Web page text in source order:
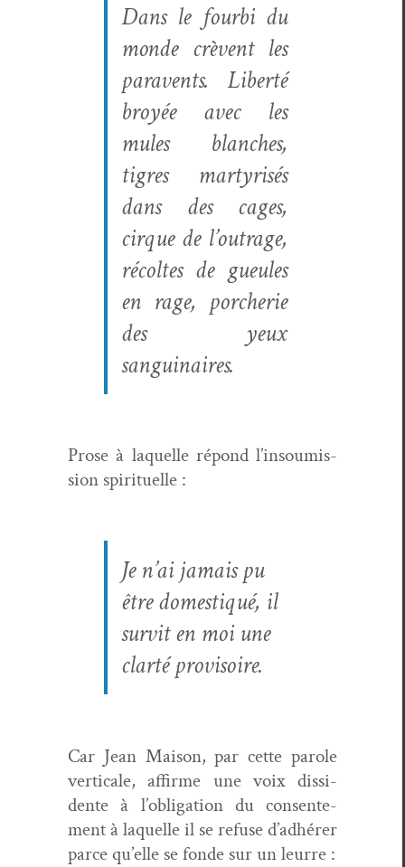
Dans le four­bi du
monde crèvent les
par­avents. Lib­erté
broyée avec les
mules blanch­es,
tigres mar­tyrisés
dans des cages,
cirque de l’outrage,
récoltes de gueules
en rage, porcherie
des yeux
sanguinaires.
Prose à laque­lle répond l’in­soumis­
sion spirituelle :
Je n’ai jamais pu
être domes­tiqué, il
survit en moi une
clarté provisoire.
Car Jean Mai­son, par cette parole
ver­ti­cale, affirme une voix dis­si­
dente à l’oblig­a­tion du con­sen­te­
ment à laque­lle il se refuse d’ad­hér­er
parce qu’elle se fonde sur un leurre :